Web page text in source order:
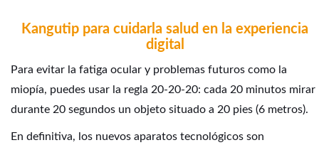
Kangutip para cuidarla salud en la experiencia
digital
Para evitar la fatiga ocular y problemas futuros como la
miopía, puedes usar la regla 20-20-20: cada 20 minutos mirar
durante 20 segundos un objeto situado a 20 pies (6 metros).
En definitiva, los nuevos aparatos tecnológicos son